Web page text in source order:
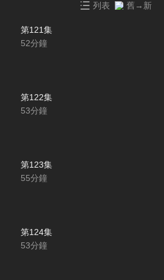
列表 舊→新
第121集
52分鐘
第122集
53分鐘
第123集
55分鐘
第124集
53分鐘